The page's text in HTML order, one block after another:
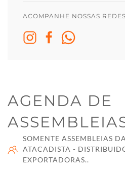
ACOMPANHE NOSSAS
AGENDA DE
SOMENTE ASSEMBLEIAS
ATACADISTA -
EXPORTADORAS..